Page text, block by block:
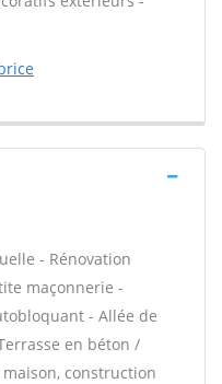
- Rénovation
maçonnerie -
- Allée de
en béton /
maison, construction